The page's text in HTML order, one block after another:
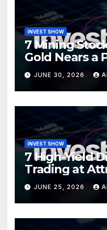
INVEST SHOW
7 Mining
Gold Nears a
Turning Point
JUNE 30, 2026
INVEST SHOW
7 High-Yield
Trading at
Valuations
JUNE 25, 2026